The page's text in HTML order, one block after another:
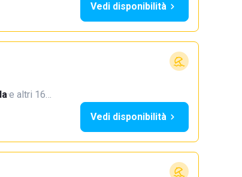
Vedi disponibilità
·e altri 16…
Vedi disponibilità